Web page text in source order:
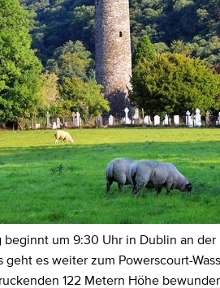
beginnt um 9:30 Uhr in Dublin an
geht es weiter zum Powerscourt-
122 Metern Höhe